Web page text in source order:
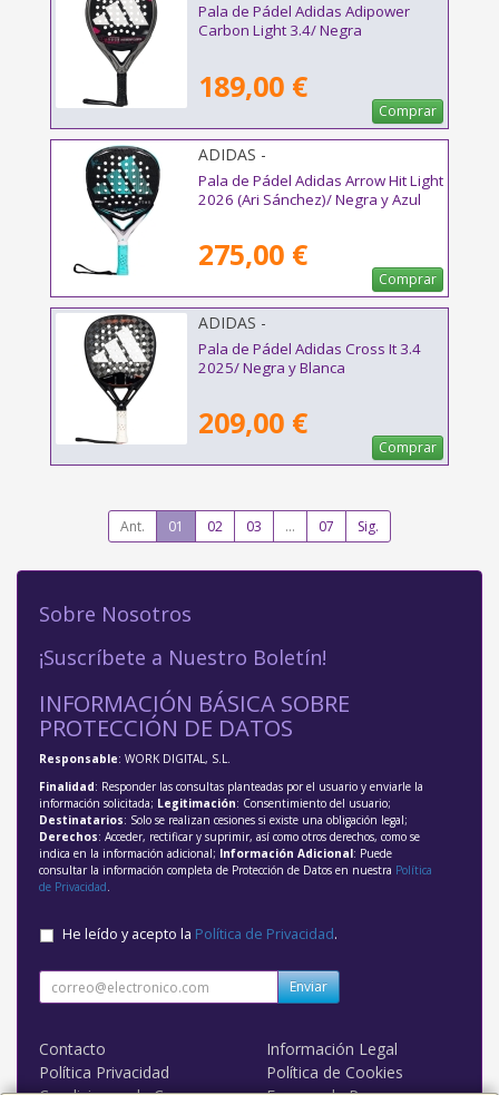
Pala de Pádel Adidas Adipower
Carbon Light 3.4/ Negra
189,00 €
Comprar
ADIDAS -
Pala de Pádel Adidas Arrow Hit Light
2026 (Ari Sánchez)/ Negra y Azul
275,00 €
Comprar
ADIDAS -
Pala de Pádel Adidas Cross It 3.4
2025/ Negra y Blanca
209,00 €
Comprar
Ant. 01 02 03 ... 07 Sig.
Sobre Nosotros
¡Suscríbete a Nuestro Boletín!
INFORMACIÓN BÁSICA SOBRE
PROTECCIÓN DE DATOS
Responsable: WORK DIGITAL, S.L.
Finalidad: Responder las consultas planteadas por el usuario y enviarle la
información solicitada; Legitimación: Consentimiento del usuario;
Destinatarios: Solo se realizan cesiones si existe una obligación legal;
Derechos: Acceder, rectificar y suprimir, así como otros derechos, como se
indica en la información adicional; Información Adicional: Puede
consultar la información completa de Protección de Datos en nuestra Política
de Privacidad.
He leído y acepto la Política de Privacidad.
Enviar
Contacto
Información Legal
Política Privacidad
Política de Cookies